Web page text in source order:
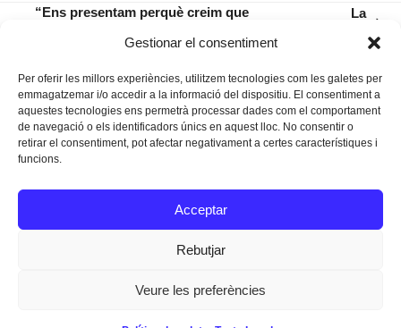
Gestionar el consentiment
Per oferir les millors experiències, utilitzem tecnologies com les galetes per
emmagatzemar i/o accedir a la informació del dispositiu. El consentiment a
aquestes tecnologies ens permetrà processar dades com el comportament
de navegació o els identificadors únics en aquest lloc. No consentir o
retirar el consentiment, pot afectar negativament a certes característiques i
funcions.
Acceptar
Rebutjar
Veure les preferències
“Ens presentam perquè creim que
La
Instagram
Facebook
Twitter
Texts Legals